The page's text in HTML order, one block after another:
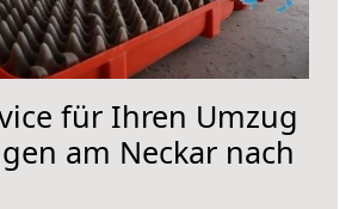
für Ihren Umzug
am Neckar nach